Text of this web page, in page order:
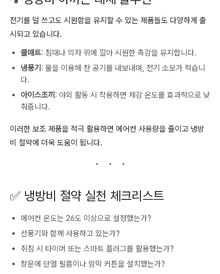
전기를 덜 쓰고도 시원함을 유지할 수 있는 제품들도 다양하게 출
시되고 있습니다.
쿨매트: 침대나 의자 위에 깔아 시원한 촉감을 유지합니다.
냉풍기 : 물을 이용해 찬 공기를 내보내며, 전기 소모가 적습니
다.
아이스조끼 : 야외 활동 시 착용하면 체감 온도를 효과적으로 낮
춰줍니다.
이러한 보조 제품을 적극 활용하면 에어컨 사용량을 줄이고 냉방
비 절약에 더욱 도움이 됩니다.
✅ 냉방비 절약 실천 체크리스트
에어컨 온도는 26도 이상으로 설정했는가?
선풍기와 함께 사용하고 있는가?
취침 시 타이머 또는 스마트 플러그를 활용했는가?
창문에 단열 필름이나 암막 커튼을 설치했는가?